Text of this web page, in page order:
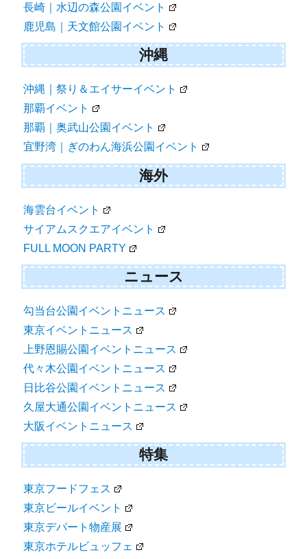
長崎｜水辺の森公園イベント
鹿児島｜天文館公園イベント
沖縄
沖縄｜祭り＆エイサーイベント
那覇イベント
那覇｜奥武山公園イベント
宜野湾｜ぎのわん海浜公園イベント
海外
海雲台イベント
サイアムスクエアイベント
FULL MOON PARTY
ニュース
勾当台公園イベントニュース
東京イベントニュース
上野恩賜公園イベントニュース
代々木公園イベントニュース
日比谷公園イベントニュース
久屋大通公園イベントニュース
大阪イベントニュース
特集
東京フードフェス
東京ビールイベント
東京デパート物産展
東京ホテルビュッフェ